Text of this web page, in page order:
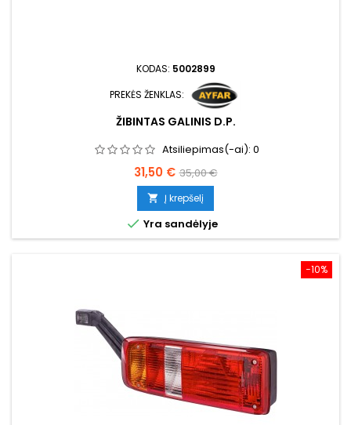
KODAS: 5002899
PREKĖS ŽENKLAS:
ŽIBINTAS GALINIS D.P.
Atsiliepimas(-ai): 0
Kaina
31,50 € Bazinė
kaina
35,00 €
 Į krepšelį
 Yra sandėlyje
−10%